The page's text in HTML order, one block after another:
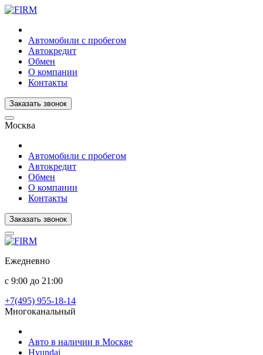
Автомобили с пробегом
Автокредит
Обмен
О компании
Контакты
Заказать звонок
Москва
Автомобили с пробегом
Автокредит
Обмен
О компании
Контакты
Заказать звонок
Ежедневно
с 9:00 до 21:00
+7(495) 955-18-14
Многоканальный
Авто в наличии в Москве
Hyundai